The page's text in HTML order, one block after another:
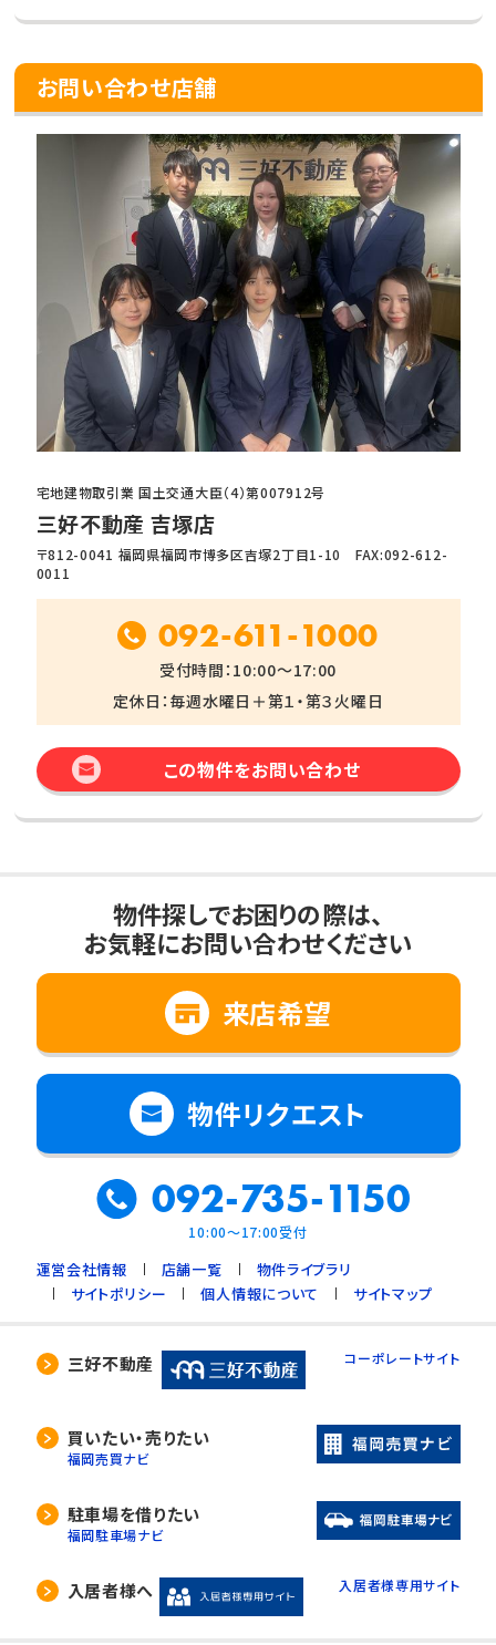
お問い合わせ店舗
宅地建物取引業 国土交通大臣（4）第007912号
三好不動産 吉塚店
〒812-0041 福岡県福岡市博多区吉塚2丁目1-10 FAX:092-612-
0011
092-611-1000
受付時間：10:00～17:00
定休日：毎週水曜日＋第１・第３火曜日
この物件をお問い合わせ
物件探しでお困りの際は、
お気軽にお問い合わせください
来店希望
物件リクエスト
092-735-1150
10:00～17:00受付
運営会社情報 店舗一覧
物件ライブラリ
サイトポリシー
個人情報について サイトマップ
三好不動産 コーポレートサイト
買いたい・売りたい
福岡売買ナビ
駐車場を借りたい
福岡駐車場ナビ
入居者様へ 入居者様専用サイト